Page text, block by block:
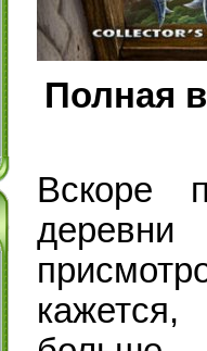
Полная
Вскоре